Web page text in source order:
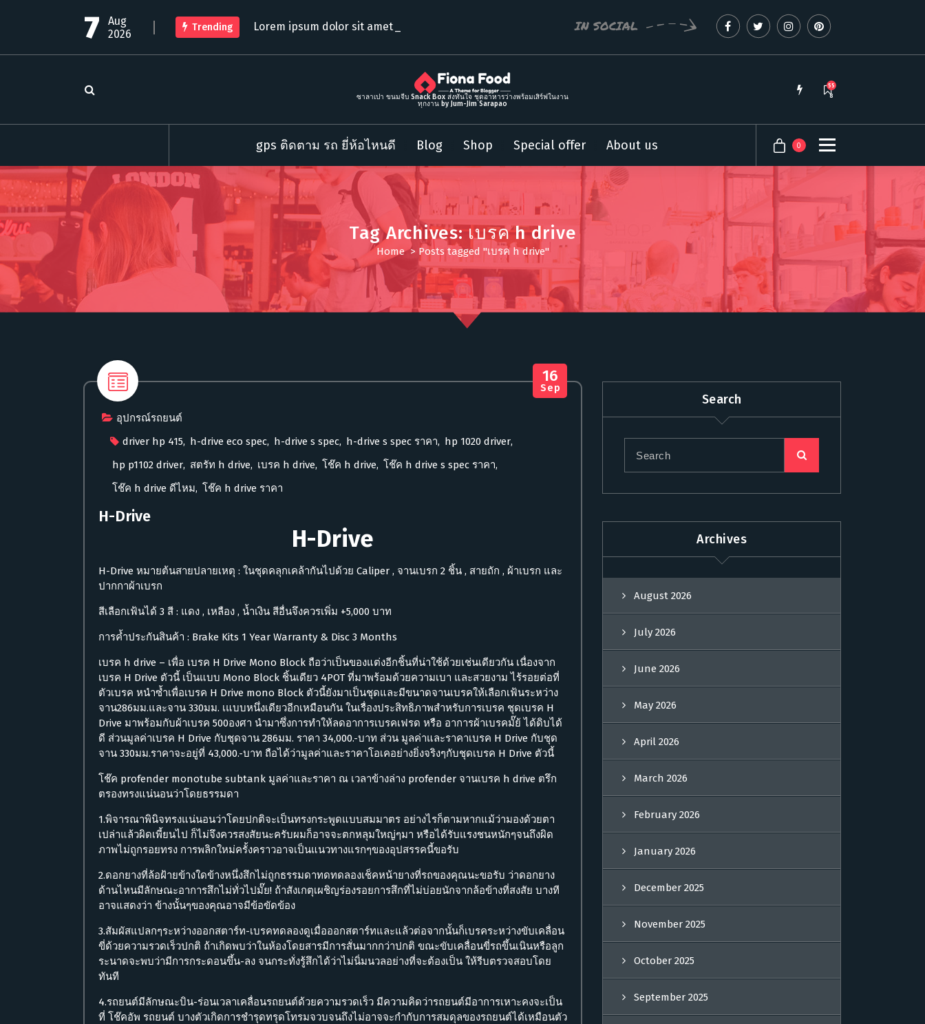
p
n
n
7
Aug
2026
Trending Lorem ipsum dolor sit amet consec IN SOCIAL
ซาลาเปา ขนมจีบ Snack Box ส่งทันใจ ชุดอาหารว่างพร้อมเสิร์ฟในงาน
ทุกงาน by Jum-Jim Sarapao
55
8
gps ติดตาม รถ ยี่ห้อไหนดี Blog Shop Special offer About us 0
Tag Archives: เบรค h drive
Home> Posts tagged "เบรค h drive"
อุปกรณ์รถยนต์
driver hp 415, h-drive eco spec, h-drive s spec, h-drive s spec ราคา, hp 1020 driver,
hp p1102 driver, สตรัท h drive, เบรค h drive, โช๊ค h drive, โช๊ค h drive s spec ราคา,
โช๊ค h drive ดีไหม, โช๊ค h drive ราคา
16
Sep
H-Drive
H-Drive
H-Drive หมายต้นสายปลายเหตุ : ในชุดคลุกเคล้ากันไปด้วย Caliper , จานเบรก 2 ชิ้น , สายถัก , ผ้าเบรก และ
ปากกาผ้าเบรก
สีเลือกเฟ้นได้ 3 สี : แดง , เหลือง , น้ำเงิน สีอื่นจึงควรเพิ่ม +5,000 บาท
การค้ำประกันสินค้า : Brake Kits 1 Year Warranty & Disc 3 Months
เบรค h drive – เพื่อ เบรค H Drive Mono Block ถือว่าเป็นของแต่งอีกชิ้นที่น่าใช้ด้วยเช่นเดียวกัน เนื่องจาก
เบรค H Drive ตัวนี้ เป็นแบบ Mono Block ชิ้นเดียว 4POT ที่มาพร้อมด้วยความเบา และสวยงาม ไร้รอยต่อที่
ตัวเบรค หนำซ้ำเพื่อเบรค H Drive mono Block ตัวนี้ยังมาเป็นชุดและมีขนาดจานเบรคให้เลือกเฟ้นระหว่าง
จาน286มม.และจาน 330มม. เแบบหนึ่งเดียวอีกเหมือนกัน ในเรื่องประสิทธิภาพสำหรับการเบรค ชุดเบรค H
Drive มาพร้อมกับผ้าเบรค 500องศา นำมาซึ่งการทำให้ลดอาการเบรคเฟรด หรือ อาการผ้าเบรคมั๊ย้ ได้ดิบได้
ดี ส่วนมูลค่าเบรค H Drive กับชุดจาน 286มม. ราคา 34,000.-บาท ส่วน มูลค่าและราคาเบรค H Drive กับชุด
จาน 330มม.ราคาจะอยู่ที่ 43,000.-บาท ถือได้ว่ามูลค่าและราคาโอเคอย่างยิ่งจริงๆกับชุดเบรค H Drive ตัวนี้
โช๊ค profender monotube subtank มูลค่าและราคา ณ เวลาข้างล่าง profender จานเบรค h drive ตรึก
ตรองทรงแน่นอนว่าโดยธรรมดา
1.พิจารณาพินิจทรงแน่นอนว่าโดยปกติจะเป็นทรงกระพูดแบบสมมาตร อย่างไรก็ตามหากแม้ว่ามองด้วยตา
เปล่าแล้วผิดเพี้ยนไป ก็ไม่จึงควรสงสัยนะครับผมก็อาจจะตกหลุมใหญ่ๆมา หรือได้รับแรงชนหนักๆจนถึงผิด
ภาพไม่ถูกรอยทรง การพลิกใหม่ครั้งคราวอาจเป็นแนวทางแรกๆของอุปสรรคนี้ขอรับ
2.ดอกยางที่ล้อฝ้ายข้างใดข้างหนึ่งสึกไม่ถูกธรรมดาทดทดลองเช็คหน้ายางที่รถของคุณนะขอรับ ว่าดอกยาง
ด้านไหนมีลักษณะอาการสึกไม่ทั่วไปมั๊ย! ถ้าสังเกตุเผชิญร่องรอยการสึกที่ไม่บ่อยนักจากล้อข้างที่สงสัย บางที
อาจแสดงว่า ข้างนั้นๆของคุณอาจมีข้อขัดข้อง
3.สัมผัสแปลกๆระหว่างออกสตาร์ท-เบรคทดลองดูเมื่อออกสตาร์ทและแล้วต่อจากนั้นก็เบรคระหว่างขับเคลื่อน
ขี่ด้วยความรวดเร็วปกติ ถ้าเกิดพบว่าในห้องโดยสารมีการสั่นมากกว่าปกติ ขณะขับเคลื่อนขี่รถขึ้นเนินหรือลูก
ระนาดจะพบว่ามีการกระดอนขึ้น-ลง จนกระทั่งรู้สึกได้ว่าไม่นิ่มนวลอย่างที่จะต้องเป็น ให้รีบตรวจสอบโดย
ทันที
4.รถยนต์มีลักษณะบิน-ร่อนเวลาเคลื่อนรถยนต์ด้วยความรวดเร็ว มีความคิดว่ารถยนต์มีอาการเหาะคงจะเป็น
ที่ โช๊คอัพ รถยนต์ บางตัวเกิดการชำรุดทรุดโทรมจวบจนถึงไม่อาจจะกำกับการสมดุลของรถยนต์ได้เหมือนตัว
Search
Archives
August 2026
July 2026
June 2026
May 2026
April 2026
March 2026
February 2026
January 2026
December 2025
November 2025
October 2025
September 2025